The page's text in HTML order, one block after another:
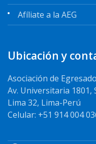
Afíliate a la AEG
Ubicación y
Asociación de
Av. Universitaria 1801,
Lima 32, Lima-Perú
Celular: +51 914 004